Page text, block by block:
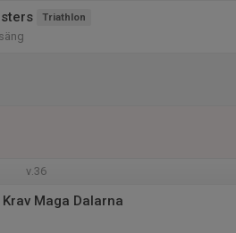
Triathlon
v.36
Maga Dalarna